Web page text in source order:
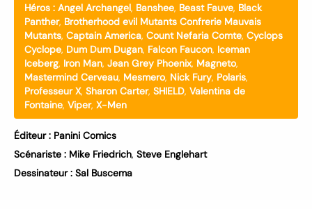
Héros : Angel Archangel, Banshee, Beast Fauve, Black
Panther, Brotherhood evil Mutants Confrerie Mauvais
Mutants, Captain America, Count Nefaria Comte, Cyclops
Cyclope, Dum Dum Dugan, Falcon Faucon, Iceman
Iceberg, Iron Man, Jean Grey Phoenix, Magneto,
Mastermind Cerveau, Mesmero, Nick Fury, Polaris,
Professeur X, Sharon Carter, SHIELD, Valentina de
Fontaine, Viper, X-Men
Éditeur : Panini Comics
Scénariste : Mike Friedrich, Steve Englehart
Dessinateur : Sal Buscema